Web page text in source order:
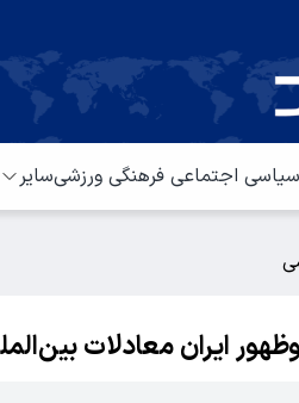
سیاسی اجتماعی فرهنگی ورزشیسایر
ایران معادلات